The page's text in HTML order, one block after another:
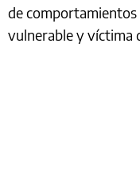
de
vulnerable y víctima